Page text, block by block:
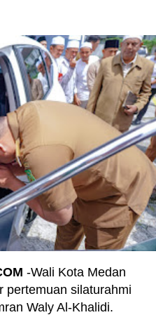
-Wali Kota Medan
pertemuan silaturahmi
Waly Al-Khalidi.